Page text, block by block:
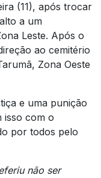
(11), após trocar
a um
Leste. Após o
ao cemitério
Zona Oeste
e uma punição
isso com o
por todos pelo
não ser